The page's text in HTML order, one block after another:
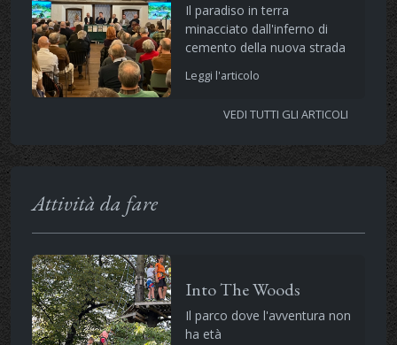
Il paradiso in terra
minacciato dall'inferno di
cemento della nuova strada
Leggi l'articolo
VEDI TUTTI GLI ARTICOLI
Attività da fare
Into The Woods
Il parco dove l'avventura non
ha età